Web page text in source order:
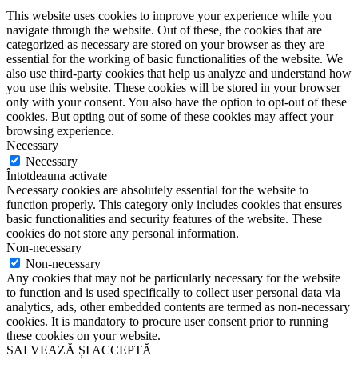
This website uses cookies to improve your experience while you
navigate through the website. Out of these, the cookies that are
categorized as necessary are stored on your browser as they are
essential for the working of basic functionalities of the website. We
also use third-party cookies that help us analyze and understand how
you use this website. These cookies will be stored in your browser
only with your consent. You also have the option to opt-out of these
cookies. But opting out of some of these cookies may affect your
browsing experience.
Necessary
Necessary
Întotdeauna activate
Necessary cookies are absolutely essential for the website to
function properly. This category only includes cookies that ensures
basic functionalities and security features of the website. These
cookies do not store any personal information.
Non-necessary
Non-necessary
Any cookies that may not be particularly necessary for the website
to function and is used specifically to collect user personal data via
analytics, ads, other embedded contents are termed as non-necessary
cookies. It is mandatory to procure user consent prior to running
these cookies on your website.
SALVEAZĂ ȘI ACCEPTĂ